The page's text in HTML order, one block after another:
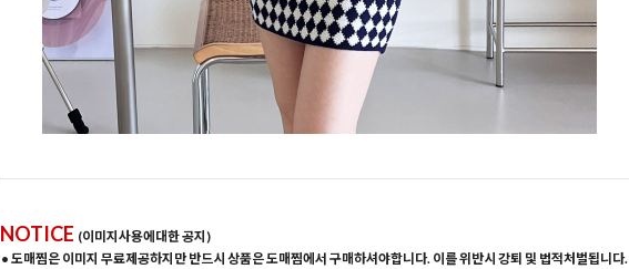
NOTICE (이미지사용에대한 공지)
• 도매찜은 이미지 무료제공하지만 반드시 상품은 도매찜에서 구매하셔야합니다. 이를 위반시 강퇴 및 법적처벌됩니다.